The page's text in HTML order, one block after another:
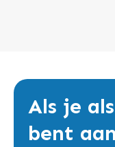
Als je
bent